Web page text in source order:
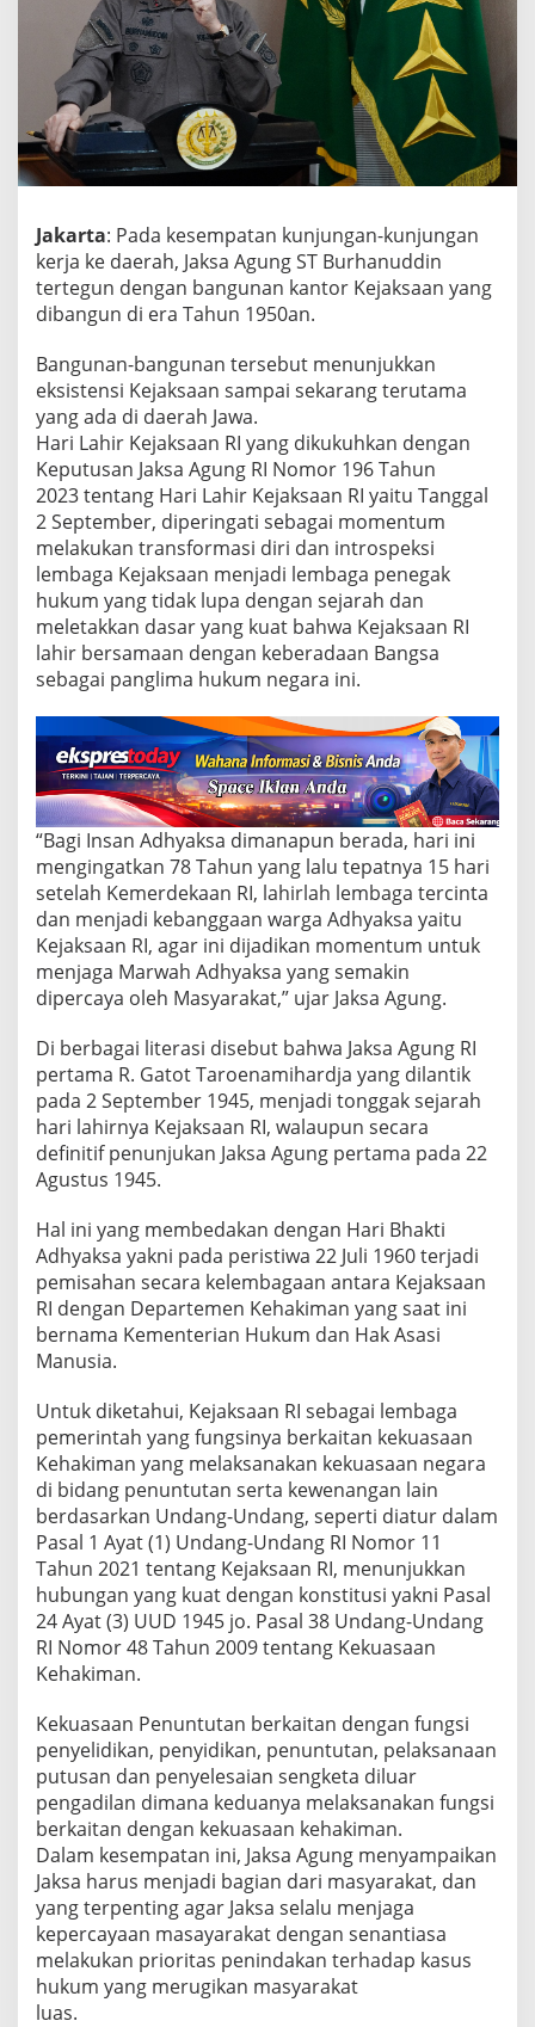
d
d
i
n
:
“
e
m
a
k
i
H
r
i
L
a
h
i
r
d
a
n
a
r
B
h
a
k
t
i
K
e
j
a
k
s
a
a
R
I
”
Jakarta: Pada kesempatan kunjungan-kunjungan
kerja ke daerah, Jaksa Agung ST Burhanuddin
tertegun dengan bangunan kantor Kejaksaan yang
dibangun di era Tahun 1950an.
Bangunan-bangunan tersebut menunjukkan
eksistensi Kejaksaan sampai sekarang terutama
yang ada di daerah Jawa.
Hari Lahir Kejaksaan RI yang dikukuhkan dengan
Keputusan Jaksa Agung RI Nomor 196 Tahun
2023 tentang Hari Lahir Kejaksaan RI yaitu Tanggal
2 September, diperingati sebagai momentum
melakukan transformasi diri dan introspeksi
lembaga Kejaksaan menjadi lembaga penegak
hukum yang tidak lupa dengan sejarah dan
meletakkan dasar yang kuat bahwa Kejaksaan RI
lahir bersamaan dengan keberadaan Bangsa
sebagai panglima hukum negara ini.
“Bagi Insan Adhyaksa dimanapun berada, hari ini
mengingatkan 78 Tahun yang lalu tepatnya 15 hari
setelah Kemerdekaan RI, lahirlah lembaga tercinta
dan menjadi kebanggaan warga Adhyaksa yaitu
Kejaksaan RI, agar ini dijadikan momentum untuk
menjaga Marwah Adhyaksa yang semakin
dipercaya oleh Masyarakat,” ujar Jaksa Agung.
Di berbagai literasi disebut bahwa Jaksa Agung RI
pertama R. Gatot Taroenamihardja yang dilantik
pada 2 September 1945, menjadi tonggak sejarah
hari lahirnya Kejaksaan RI, walaupun secara
definitif penunjukan Jaksa Agung pertama pada 22
Agustus 1945.
Hal ini yang membedakan dengan Hari Bhakti
Adhyaksa yakni pada peristiwa 22 Juli 1960 terjadi
pemisahan secara kelembagaan antara Kejaksaan
RI dengan Departemen Kehakiman yang saat ini
bernama Kementerian Hukum dan Hak Asasi
Manusia.
Untuk diketahui, Kejaksaan RI sebagai lembaga
pemerintah yang fungsinya berkaitan kekuasaan
Kehakiman yang melaksanakan kekuasaan negara
di bidang penuntutan serta kewenangan lain
berdasarkan Undang-Undang, seperti diatur dalam
Pasal 1 Ayat (1) Undang-Undang RI Nomor 11
Tahun 2021 tentang Kejaksaan RI, menunjukkan
hubungan yang kuat dengan konstitusi yakni Pasal
24 Ayat (3) UUD 1945 jo. Pasal 38 Undang-Undang
RI Nomor 48 Tahun 2009 tentang Kekuasaan
Kehakiman.
Kekuasaan Penuntutan berkaitan dengan fungsi
penyelidikan, penyidikan, penuntutan, pelaksanaan
putusan dan penyelesaian sengketa diluar
pengadilan dimana keduanya melaksanakan fungsi
berkaitan dengan kekuasaan kehakiman.
Dalam kesempatan ini, Jaksa Agung menyampaikan
Jaksa harus menjadi bagian dari masyarakat, dan
yang terpenting agar Jaksa selalu menjaga
kepercayaan masayarakat dengan senantiasa
melakukan prioritas penindakan terhadap kasus
hukum yang merugikan masyarakat
luas.